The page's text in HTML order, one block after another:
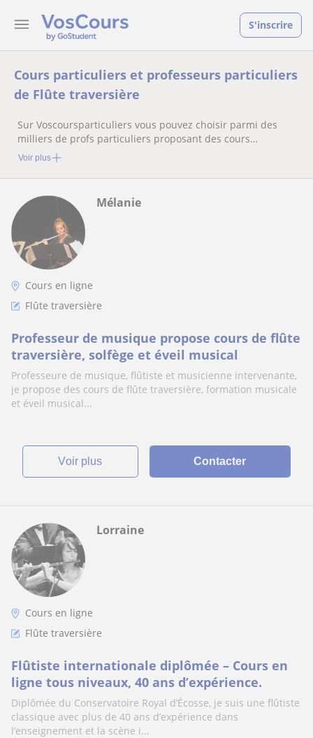
S'inscrire
Cours particuliers et professeurs particuliers
de Flûte traversière
Sur Voscoursparticuliers vous pouvez choisir parmi des
milliers de profs particuliers proposant des cours
particuliers
Voir plus
Mélanie
Cours en ligne
Flûte traversière
Professeur de musique propose cours de flûte
traversière, solfège et éveil musical
Professeure de musique, flûtiste et musicienne intervenante,
je propose des cours de flûte traversière, formation musicale
et éveil musical...
voir plus Contacter
Lorraine
Cours en ligne
Flûte traversière
Flûtiste internationale diplômée – Cours en
ligne tous niveaux, 40 ans d’expérience.
Diplômée du Conservatoire Royal d’Écosse, je suis une flûtiste
classique avec plus de 40 ans d’expérience dans
l’enseignement et la scène i...